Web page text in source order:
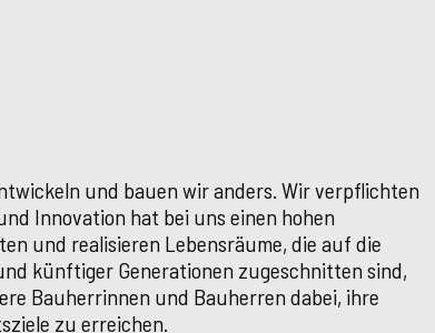
und bauen wir anders. Wir verpflichten
Innovation hat bei uns einen hohen
und realisieren Lebensräume, die auf die
künftiger Generationen zugeschnitten sind,
Bauherrinnen und Bauherren dabei, ihre
zu erreichen.